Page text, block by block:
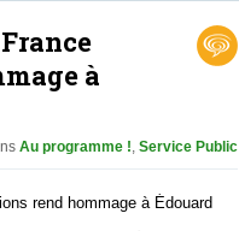
à
Au programme !, Service Public